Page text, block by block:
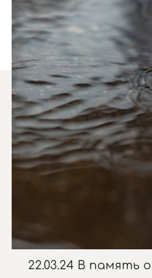
22.03.24 В память